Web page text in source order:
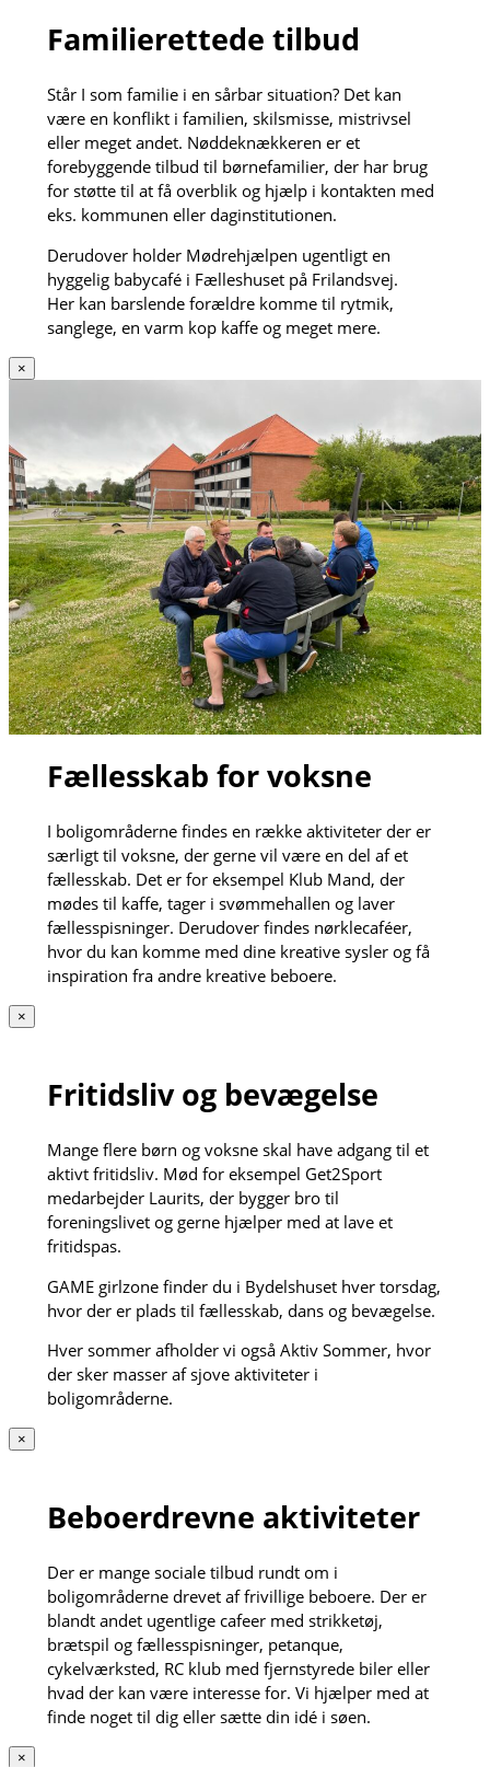
Familierettede tilbud
Står I som familie i en sårbar situation? Det kan
være en konflikt i familien, skilsmisse, mistrivsel
eller meget andet. Nøddeknækkeren er et
forebyggende tilbud til børnefamilier, der har brug
for støtte til at få overblik og hjælp i kontakten med
eks. kommunen eller daginstitutionen.
Derudover holder Mødrehjælpen ugentligt en
hyggelig babycafé i Fælleshuset på Frilandsvej.
Her kan barslende forældre komme til rytmik,
sanglege, en varm kop kaffe og meget mere.
×
Fællesskab for voksne
I boligområderne findes en række aktiviteter der er
særligt til voksne, der gerne vil være en del af et
fællesskab. Det er for eksempel Klub Mand, der
mødes til kaffe, tager i svømmehallen og laver
fællesspisninger. Derudover findes nørklecaféer,
hvor du kan komme med dine kreative sysler og få
inspiration fra andre kreative beboere.
×
Fritidsliv og bevægelse
Mange flere børn og voksne skal have adgang til et
aktivt fritidsliv. Mød for eksempel Get2Sport
medarbejder Laurits, der bygger bro til
foreningslivet og gerne hjælper med at lave et
fritidspas.
GAME girlzone finder du i Bydelshuset hver torsdag,
hvor der er plads til fællesskab, dans og bevægelse.
Hver sommer afholder vi også Aktiv Sommer, hvor
der sker masser af sjove aktiviteter i
boligområderne.
×
Beboerdrevne aktiviteter
Der er mange sociale tilbud rundt om i
boligområderne drevet af frivillige beboere. Der er
blandt andet ugentlige cafeer med strikketøj,
brætspil og fællesspisninger, petanque,
cykelværksted, RC klub med fjernstyrede biler eller
hvad der kan være interesse for. Vi hjælper med at
finde noget til dig eller sætte din idé i søen.
×